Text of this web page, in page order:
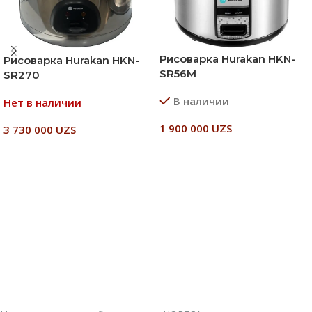
Рисоварка Hurakan HKN-
SR270
Нет в наличии
3 730 000 UZS
Рисоварка Hurakan HKN-
SR56M
В наличии
1 900 000 UZS